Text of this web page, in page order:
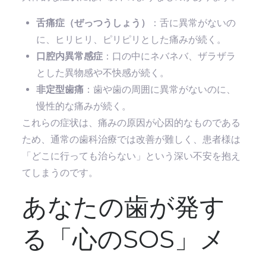
舌痛症（ぜっつうしょう）
：舌に異常がないの
に、ヒリヒリ、ピリピリとした痛みが続く。
口腔内異常感症 ：口の中にネバネバ、ザラザラ
とした異物感や不快感が続く。
非定型歯痛 ：歯や歯の周囲に異常がないのに、
慢性的な痛みが続く。
これらの症状は、痛みの原因が心因的なものである
ため、通常の歯科治療では改善が難しく、患者様は
「どこに行っても治らない」という深い不安を抱え
てしまうのです。
あなたの歯が発す
る「心のSOS」メ